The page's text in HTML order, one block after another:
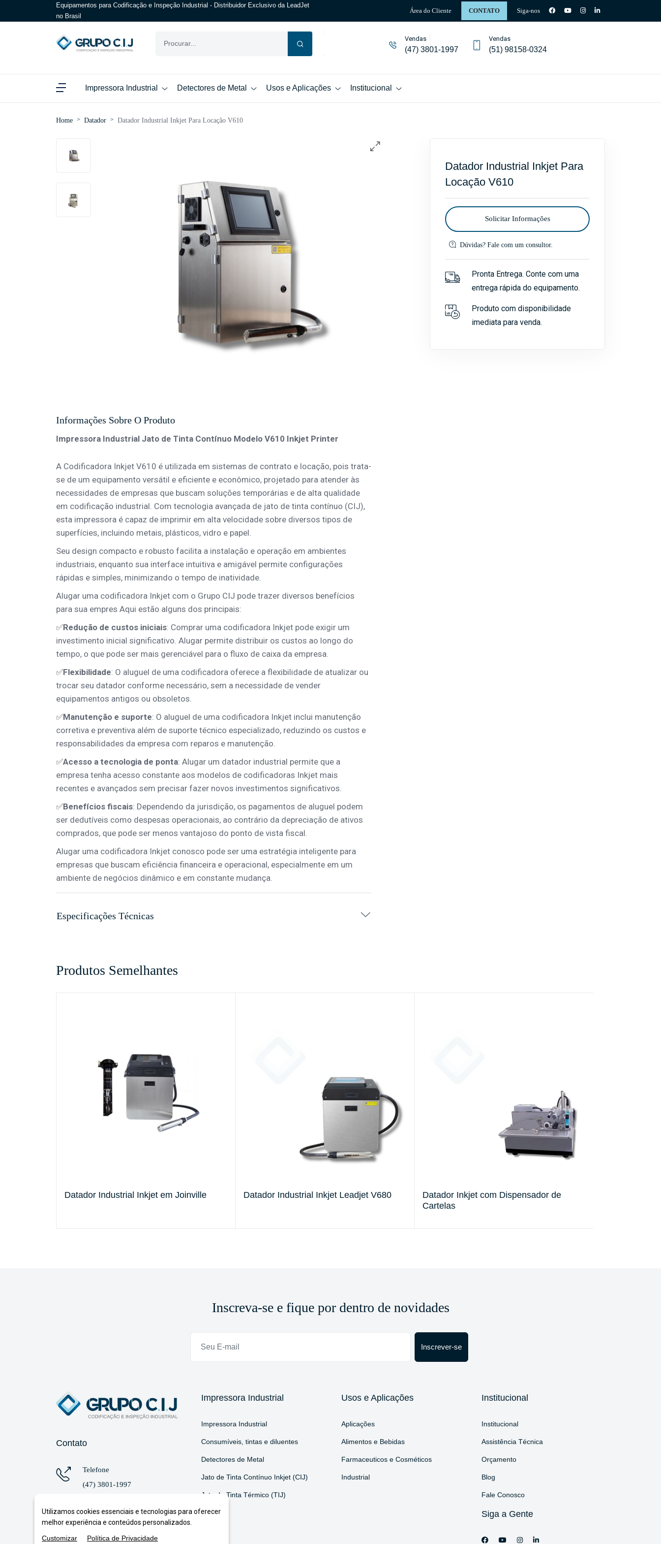
Equipamentos para Codificação e Inspeção Industrial - Distribuidor Exclusivo da LeadJet
no Brasil
Área do Cliente CONTATO Siga-nos
Vendas
(47) 3801-1997
Vendas
(51) 98158-0324
Impressora Industrial Detectores de Metal Usos e Aplicações Institucional
Home Datador Datador Industrial Inkjet Para Locação V610
Informações Sobre O Produto
Impressora Industrial Jato de Tinta Contínuo Modelo V610 Inkjet Printer
A Codificadora Inkjet V610 é utilizada em sistemas de contrato e locação, pois trata-
se de um equipamento versátil e eficiente e econômico, projetado para atender às
necessidades de empresas que buscam soluções temporárias e de alta qualidade
em codificação industrial. Com tecnologia avançada de jato de tinta contínuo (CIJ),
esta impressora é capaz de imprimir em alta velocidade sobre diversos tipos de
superfícies, incluindo metais, plásticos, vidro e papel.
Seu design compacto e robusto facilita a instalação e operação em ambientes
industriais, enquanto sua interface intuitiva e amigável permite configurações
rápidas e simples, minimizando o tempo de inatividade.
Alugar uma codificadora Inkjet com o Grupo CIJ pode trazer diversos benefícios
para sua empres Aqui estão alguns dos principais:
✅Redução de custos iniciais: Comprar uma codificadora Inkjet pode exigir um
investimento inicial significativo. Alugar permite distribuir os custos ao longo do
tempo, o que pode ser mais gerenciável para o fluxo de caixa da empresa.
✅Flexibilidade: O aluguel de uma codificadora oferece a flexibilidade de atualizar ou
trocar seu datador conforme necessário, sem a necessidade de vender
equipamentos antigos ou obsoletos.
✅Manutenção e suporte: O aluguel de uma codificadora Inkjet inclui manutenção
corretiva e preventiva além de suporte técnico especializado, reduzindo os custos e
responsabilidades da empresa com reparos e manutenção.
✅Acesso a tecnologia de ponta: Alugar um datador industrial permite que a
empresa tenha acesso constante aos modelos de codificadoras Inkjet mais
recentes e avançados sem precisar fazer novos investimentos significativos.
✅Benefícios fiscais: Dependendo da jurisdição, os pagamentos de aluguel podem
ser dedutíveis como despesas operacionais, ao contrário da depreciação de ativos
comprados, que pode ser menos vantajoso do ponto de vista fiscal.
Alugar uma codificadora Inkjet conosco pode ser uma estratégia inteligente para
empresas que buscam eficiência financeira e operacional, especialmente em um
ambiente de negócios dinâmico e em constante mudança.
Especificações Técnicas
Datador Industrial Inkjet Para
Locação V610
Solicitar Informações
Dúvidas? Fale com um consultor.
Pronta Entrega. Conte com uma
entrega rápida do equipamento.
Produto com disponibilidade
imediata para venda.
Produtos Semelhantes
Datador Industrial Inkjet em Joinville Datador Industrial Inkjet Leadjet V680
Datador Inkjet com Dispensador de
Cartelas
Inscreva-se e fique por dentro de novidades
Inscrever-se
Contato
Telefone
(47) 3801-1997
WhatsApp
(51) 98158-0324
Impressora Industrial
Impressora Industrial
Consumíveis, tintas e diluentes
Detectores de Metal
Jato de Tinta Contínuo Inkjet (CIJ)
Jato de Tinta Térmico (TIJ)
Laser
Usos e Aplicações
Aplicações
Alimentos e Bebidas
Farmaceuticos e Cosméticos
Industrial
Institucional
Institucional
Assistência Técnica
Orçamento
Blog
Fale Conosco
Siga a Gente
Utilizamos cookies essenciais e tecnologias para oferecer
melhor experiência e conteúdos personalizados.
Customizar
Política de Privacidade